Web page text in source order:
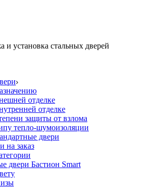
и установка стальных дверей
отделке
отделке
защиты от взлома
тепло-шумоизоляции
двери
на заказ
двери Бастион Smart